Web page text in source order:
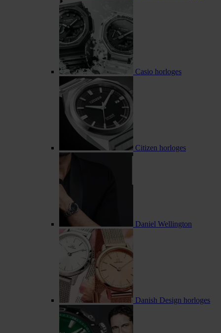
Casio horloges
Citizen horloges
Daniel Wellington
Danish Design horloges